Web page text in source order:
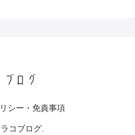
シー・免責事項
コブログ.